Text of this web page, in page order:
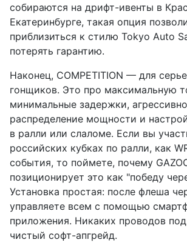
собираются на дрифт-ивенты в
Екатеринбурге, такая опция
приблизиться к стилю Tokyo Auto
потерять гарантию.
Наконец, COMPETITION — для
гонщиков. Это про максимальную
минимальные задержки,
распределение мощности и
в ралли или слаломе. Если вы
российских кубках по ралли, как
события, то поймете, почему
позиционирует это как "победу
Установка простая: после флеша
управляете всем с помощью
приложения. Никаких проводов
чистый софт-апгрейд.